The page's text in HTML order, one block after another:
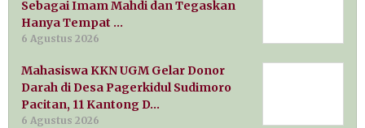
Sebagai Imam Mahdi dan Tegaskan
Hanya Tempat …
6 Agustus 2026
Mahasiswa KKN UGM Gelar Donor
Darah di Desa Pagerkidul Sudimoro
Pacitan, 11 Kantong D…
6 Agustus 2026